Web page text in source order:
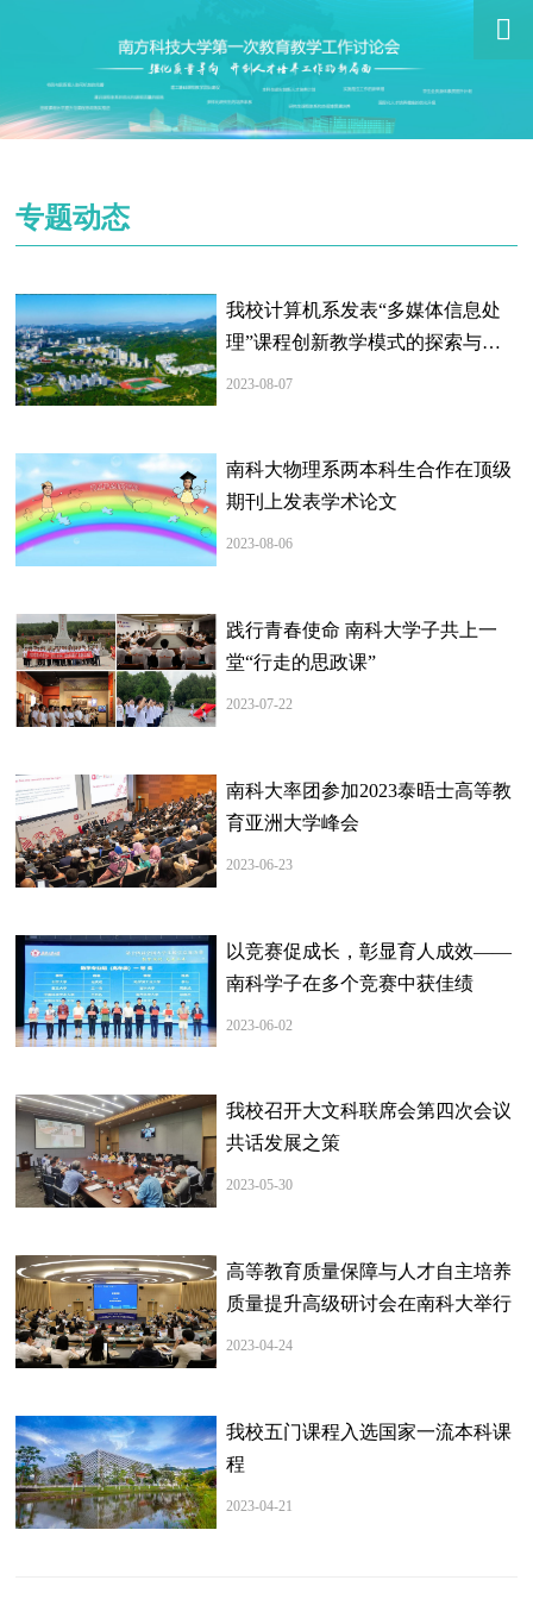

专题动态
我校计算机系发表“多媒体信息处
理”课程创新教学模式的探索与实
践相关论文
2023-08-07
南科大物理系两本科生合作在顶级
期刊上发表学术论文
2023-08-06
践行青春使命 南科大学子共上一
堂“行走的思政课”
2023-07-22
南科大率团参加2023泰晤士高等教
育亚洲大学峰会
2023-06-23
以竞赛促成长，彰显育人成效——
南科学子在多个竞赛中获佳绩
2023-06-02
我校召开大文科联席会第四次会议
共话发展之策
2023-05-30
高等教育质量保障与人才自主培养
质量提升高级研讨会在南科大举行
2023-04-24
我校五门课程入选国家一流本科课
程
2023-04-21